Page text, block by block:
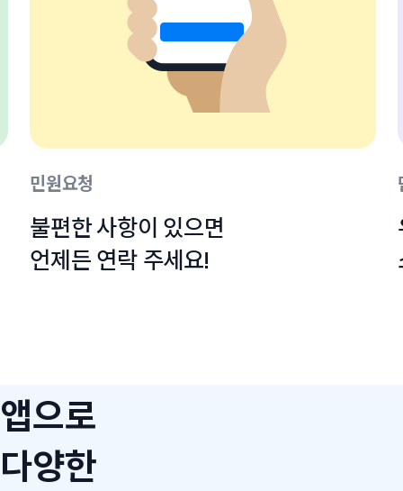
민원요청
불편한 사항이 있으면
언제든 연락 주세요!
앱으로
다양한